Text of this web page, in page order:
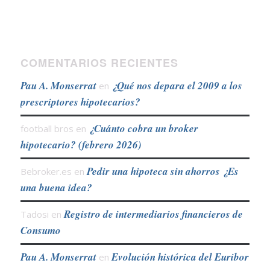
COMENTARIOS RECIENTES
Pau A. Monserraten ¿Qué nos depara el 2009 a los
prescriptores hipotecarios?
football bros en ¿Cuánto cobra un broker
hipotecario? (febrero 2026)
Bebroker.es en Pedir una hipoteca sin ahorros ¿Es
una buena idea?
Tadosi en Registro de intermediarios financieros de
Consumo
Pau A. Monserraten Evolución histórica del Euribor